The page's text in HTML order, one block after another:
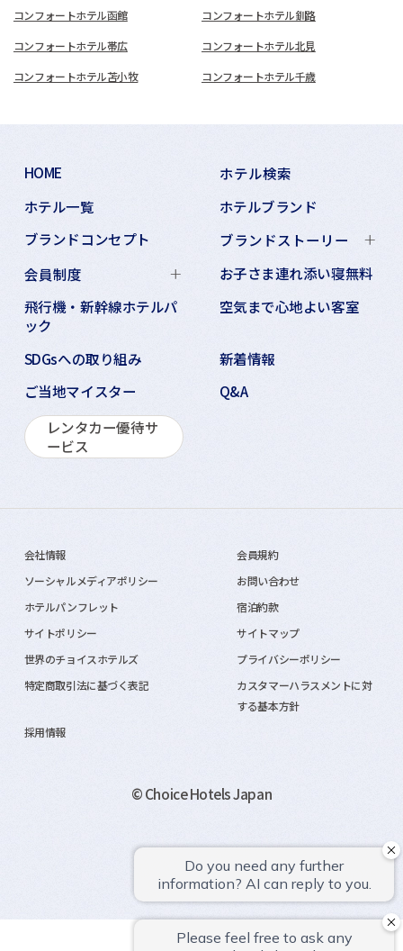
コンフォートホテル函館 コンフォートホテル釧路
コンフォートホテル帯広 コンフォートホテル北見
コンフォートホテル苫小牧 コンフォートホテル千歳
HOME
ホテル検索
ホテル一覧
ホテルブランド
ブランドコンセプト
ブランドストーリー
会員制度
お子さま連れ添い寝無料
飛行機・新幹線ホテルパ
ック
空気まで心地よい客室
SDGsへの取り組み
新着情報
ご当地マイスター
Q&A
レンタカー優待サ
ービス
会社情報
会員規約
ソーシャルメディアポリシー
お問い合わせ
ホテルパンフレット
宿泊約款
サイトポリシー
サイトマップ
世界のチョイスホテルズ
プライバシーポリシー
特定商取引法に基づく表記
カスタマーハラスメントに対
する基本方針
採用情報
© Choice Hotels Japan